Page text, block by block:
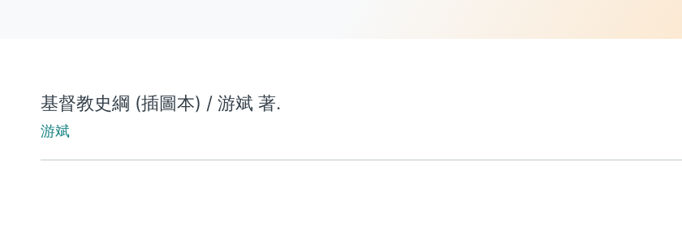
基督教史綱 (插圖本) / 游斌 著.
游斌